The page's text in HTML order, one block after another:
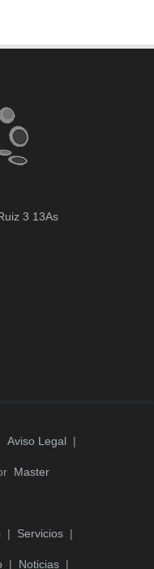
3 13As
Aviso Legal |
Master
| Servicios |
| Noticias |